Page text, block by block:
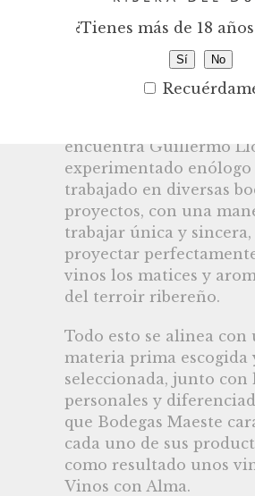
¿Tienes más de 18
Sí No
cantidades muy
Merlot, Cabernet
Albillo Real.
encuentra Guillermo
experimentado enólogo
trabajado en diversas
proyectos, con una
trabajar única y sincera,
proyectar
vinos los matices y
del terroir ribereño.
Todo esto se alinea con
materia prima escogida
seleccionada, junto con
personales y
que Bodegas Maeste
cada uno de sus
como resultado unos
Vinos con Alma.